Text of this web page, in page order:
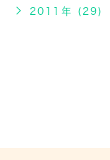
2011年 (29)